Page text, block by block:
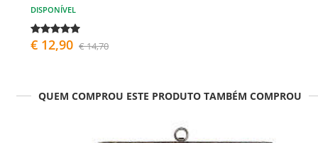
DISPONÍVEL
€ 12,90 € 14,70
QUEM COMPROU ESTE PRODUTO TAMBÉM COMPROU